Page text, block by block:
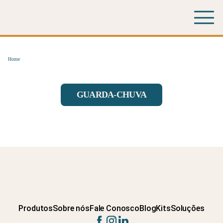
Home
GUARDA-CHUVA
ProdutosSobre nósFale ConoscoBlogKitsSoluções